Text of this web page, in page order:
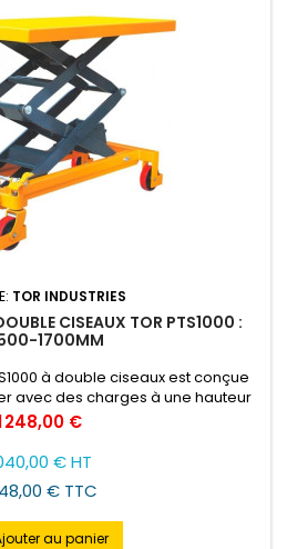
TOR INDUSTRIES
CISEAUX TOR PTS1000 :
1700MM
à double ciseaux est conçue
avec des charges à une hauteur
Ce modèle soulève les
de 0,3 à 1 tonne.
248,00 €
€ HT
€ TTC
au panier